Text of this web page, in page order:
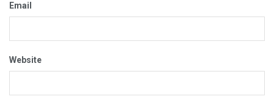
Email
Website